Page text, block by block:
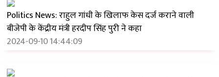
Politics News: राहुल गांधी के खिलाफ केस दर्ज कराने वाली
बीजेपी के केंद्रीय मंत्री हरदीप सिंह पुरी ने कहा
2024-09-10 14:44:09